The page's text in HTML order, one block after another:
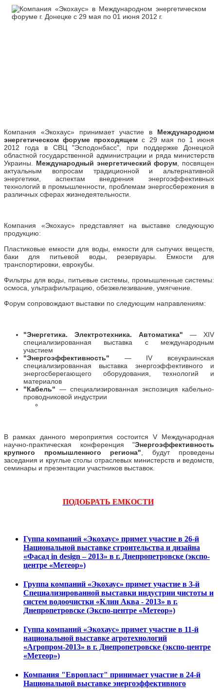
Компания «Экохаус» принимает участие в Международном
энергетическом форуме проходящемс 29 мая по 1 июня
2012 года вСВЦ "Эсподонбасс", при поддержке Донецкой
областной государственной администрации и ряда министерств
Украины. Международный энергетический форум , посвящен
актуальным вопросам традиционной и альтернативной
энергетики, аспектам внедрения энергоэффективных
технологий в промышленности, проблемам энергосбережения в
различных сферах жизнедеятельности.
Компания «Экохаус» представляет на выставке следующую
продукцию:
Пластиковые емкости для воды, емкости для сыпучих веществ,
баки для питьевой воды, резервуары. Емкости для
транспортировки, еврокубы.
Фильтры для воды, питьевые системы, промышленные системы:
осмоса, ультрафильтрацию, обезжелезивание, умягчение.
Форум сопровождают выставки по следующим направлениям:
"Энергетика. Электротехника. Автоматика" — XIV
специализированная выставка с международным
участием
"Энергоэффективность" — IV всеукраинская
специализированная выставка энергоэффективного и
энергосберегающего оборудования, технологий и
материалов
"Кабель" — специализированная экспозиция кабельно-
проводниковой индустрии
В рамках данного мероприятия состоится V Международная
научно-практическая конференция "Энергоэффективность
крупного промышленного региона" , будут проведены
заседания и круглые столы отраслевых министерств и ведомств,
семинары и презентации участников выставок.
ПОДОБРАТЬ ЕМКОСТИ
Гуппа компаний «Экохаус» примет участие в 26-й
Национальной выставке строительства и дизайна
«Фасад in design – 2013» в г. Днепропетровске (экспо-
центре «Метеор»)
Группа компаний «Экохаус» примет участие в 3-й
Специализированной выставки индустрии чистоты и
систем водоочистки «Клин Аква - 2013» в г.
Днепропетровске (Экспо-центре «Метеор»)
Гуппа компаний «Экохаус» примет участие в 11-й
национальной выставке агротехнологий
«Агропром-2013» в г. Днепропетровске (экспо-центре
«Метеор»)
Компания "Европласт" принимает участие в 24-й
Национальной выставке энергоэффективного